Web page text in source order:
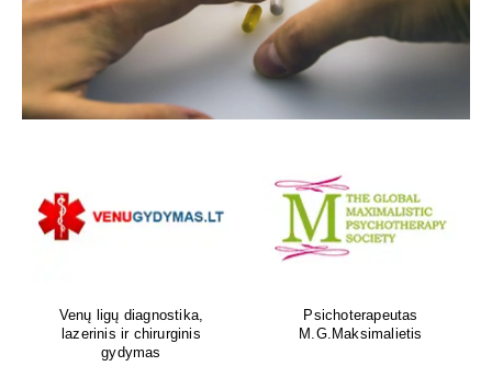
Venų ligų diagnostika,
lazerinis ir chirurginis
gydymas
Psichoterapeutas
M.G.Maksimalietis